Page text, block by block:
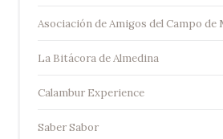
Asociación de Amigos del Campo de
La Bitácora de Almedina
Calambur Experience
Saber Sabor